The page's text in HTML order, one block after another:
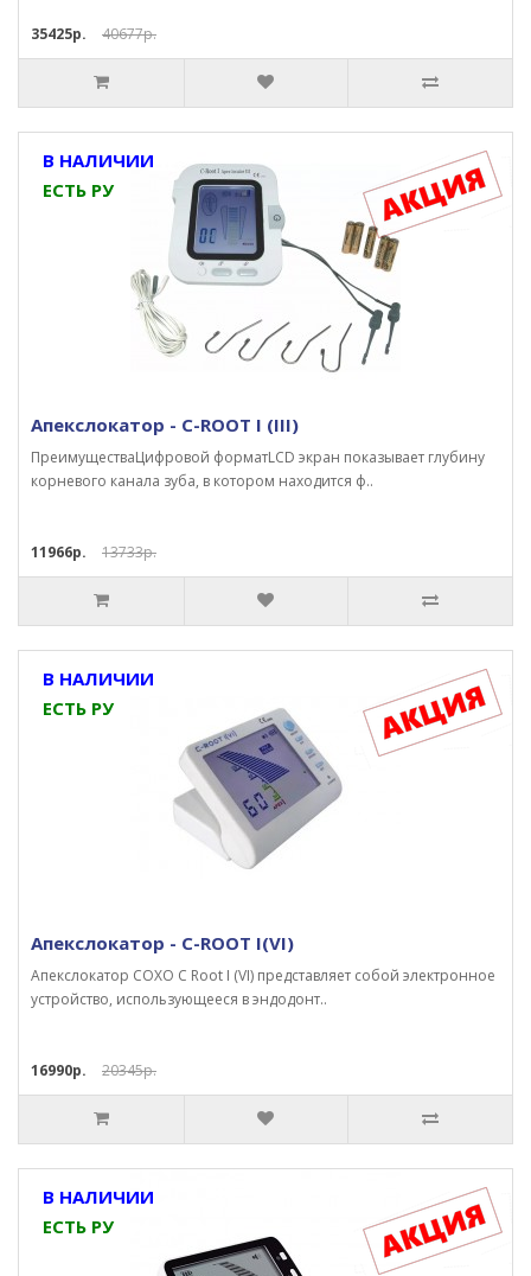
35425р. 40677р.
Апекслокатор - C-ROOT I (III)
ПреимуществаЦифровой форматLCD экран показывает глубину
корневого канала зуба, в котором находится ф..
11966р. 13733р.
В НАЛИЧИИ
ЕСТЬ РУ
Апекслокатор - C-ROOT I(VI)
Апекслокатор COXO C Root I (VI) представляет собой электронное
устройство, использующееся в эндодонт..
16990р. 20345р.
В НАЛИЧИИ
ЕСТЬ РУ
В НАЛИЧИИ
ЕСТЬ РУ